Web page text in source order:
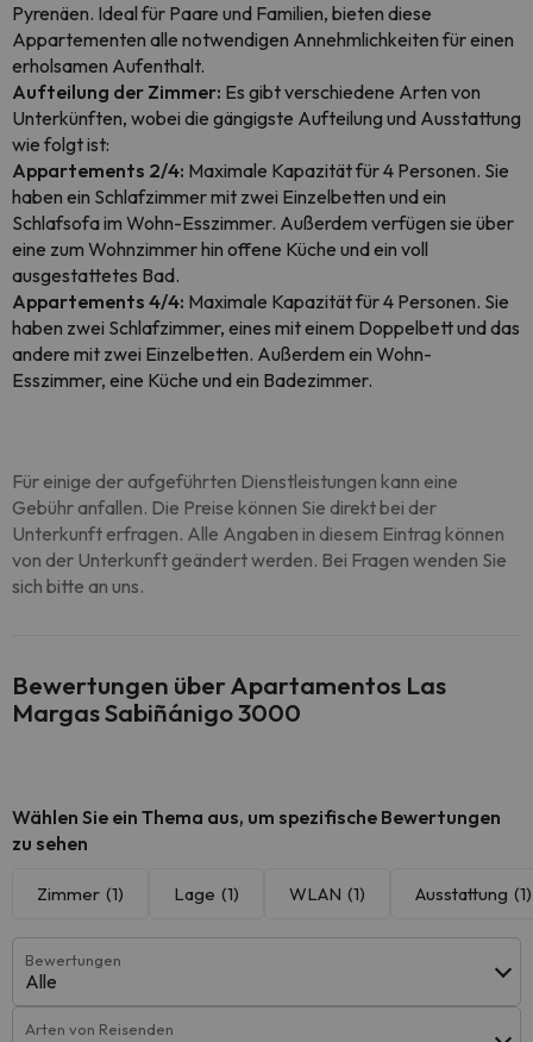
Pyrenäen. Ideal für Paare und Familien, bieten diese
Appartementen alle notwendigen Annehmlichkeiten für einen
erholsamen Aufenthalt.
Aufteilung der Zimmer: Es gibt verschiedene Arten von
Unterkünften, wobei die gängigste Aufteilung und Ausstattung
wie folgt ist:
Appartements 2/4: Maximale Kapazität für 4 Personen. Sie
haben ein Schlafzimmer mit zwei Einzelbetten und ein
Schlafsofa im Wohn-Esszimmer. Außerdem verfügen sie über
eine zum Wohnzimmer hin offene Küche und ein voll
ausgestattetes Bad.
Appartements 4/4: Maximale Kapazität für 4 Personen. Sie
haben zwei Schlafzimmer, eines mit einem Doppelbett und das
andere mit zwei Einzelbetten. Außerdem ein Wohn-
Esszimmer, eine Küche und ein Badezimmer.
Für einige der aufgeführten Dienstleistungen kann eine
Gebühr anfallen. Die Preise können Sie direkt bei der
Unterkunft erfragen. Alle Angaben in diesem Eintrag können
von der Unterkunft geändert werden. Bei Fragen wenden Sie
sich bitte an uns.
Bewertungen über Apartamentos Las
Margas Sabiñánigo 3000
Wählen Sie ein Thema aus, um spezifische Bewertungen
zu sehen
Zimmer (1) Lage (1) WLAN (1) Ausstattung (1)
Bewertungen
Alle
Arten von Reisenden